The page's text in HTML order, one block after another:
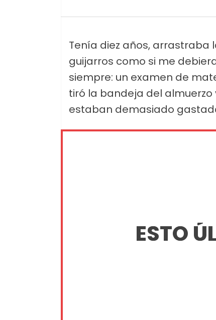
Tenía diez años,
guijarros como si me
siempre: un examen de
tiró la bandeja del
estaban demasiado
ESTO